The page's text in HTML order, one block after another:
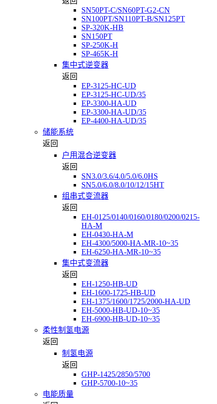
SN50PT-C/SN60PT-G2-CN
SN100PT/SN110PT-B/SN125PT
SP-320K-HB
SN150PT
SP-250K-H
SP-465K-H
集中式逆变器
返回
EP-3125-HC-UD
EP-3125-HC-UD/35
EP-3300-HA-UD
EP-3300-HA-UD/35
EP-4400-HA-UD/35
储能系统
返回
户用混合逆变器
返回
SN3.0/3.6/4.0/5.0/6.0HS
SN5.0/6.0/8.0/10/12/15HT
组串式变流器
返回
EH-0125/0140/0160/0180/0200/0215-
HA-M
EH-0430-HA-M
EH-4300/5000-HA-MR-10~35
EH-6250-HA-MR-10~35
集中式变流器
返回
EH-1250-HB-UD
EH-1600-1725-HB-UD
EH-1375/1600/1725/2000-HA-UD
EH-5000-HB-UD-10~35
EH-6900-HB-UD-10~35
柔性制氢电源
返回
制氢电源
返回
GHP-1425/2850/5700
GHP-5700-10~35
电能质量